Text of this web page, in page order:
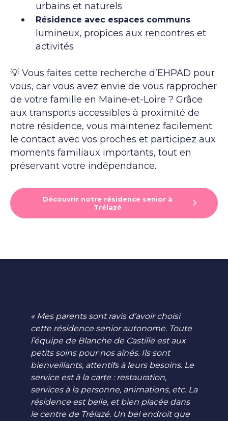
urbains et naturels
Résidence avec espaces communs
lumineux, propices aux rencontres et
activités
💡 Vous faites cette recherche d’EHPAD pour
vous, car vous avez envie de vous rapprocher
de votre famille en Maine-et-Loire ? Grâce
aux transports accessibles à proximité de
notre résidence, vous maintenez facilement
le contact avec vos proches et participez aux
moments familiaux importants, tout en
préservant votre indépendance.
Découvrir notre résidence senior à
Trélazé
« Mes parents sont ravis d’avoir choisi
cette résidence senior autonome. Toute
l’équipe de Blanche de Castille est aux
petits soins pour nos aînés. Ils sont
bienveillants, attentifs à leurs besoins. Le
service est à la carte : restauration,
services à la personne, animations, etc. La
résidence est belle, et bien placée dans
le centre de Trélazé. Un bel endroit que